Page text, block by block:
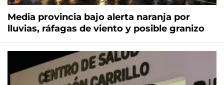
Media provincia bajo alerta naranja por
lluvias, ráfagas de viento y posible granizo